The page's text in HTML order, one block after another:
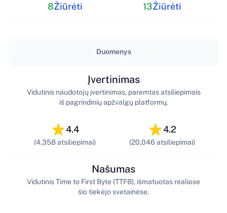
8Žiūrėti 13Žiūrėti
Duomenys
4.4
(4,358 atsiliepimai)
Įvertinimas
Vidutinis naudotojų įvertinimas, paremtas atsiliepimais
iš pagrindinių apžvalgų platformų.
4.2
(20,046 atsiliepimai)
Našumas
Vidutinis Time to First Byte (TTFB), išmatuotas realiose
šio tiekėjo svetainėse.